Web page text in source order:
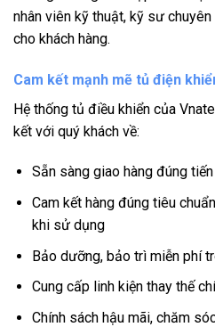
nhân viên kỹ thuật, kỹ sư
cho khách hàng.
Cam kết mạnh mẽ tủ điện
Hệ thống tủ điều khiển của
kết với quý khách về:
Sẵn sàng giao hàng đúng
Cam kết hàng đúng tiêu
khi sử dụng
Bảo dưỡng, bảo trì miễn phí
Cung cấp linh kiện thay thế
Chính sách hậu mãi, chăm